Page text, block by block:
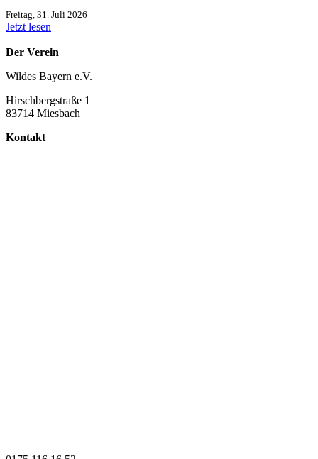
Freitag, 31. Juli 2026
Jetzt lesen
Der Verein
Wildes Bayern e.V.
Hirschbergstraße 1
83714 Miesbach
Kontakt